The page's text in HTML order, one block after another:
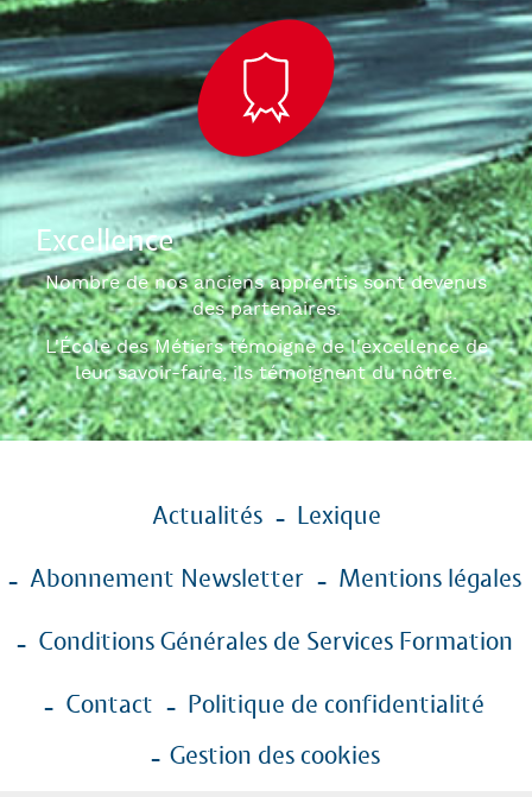
Excellence
Nombre de nos anciens apprentis sont devenus
des partenaires.
L'École des Métiers témoigne de l'excellence de
leur savoir-faire, ils témoignent du nôtre.
de
page
Actualités Lexique
Abonnement Newsletter Mentions légales
Conditions Générales de Services Formation
Contact
Politique de confidentialité
Gestion des cookies